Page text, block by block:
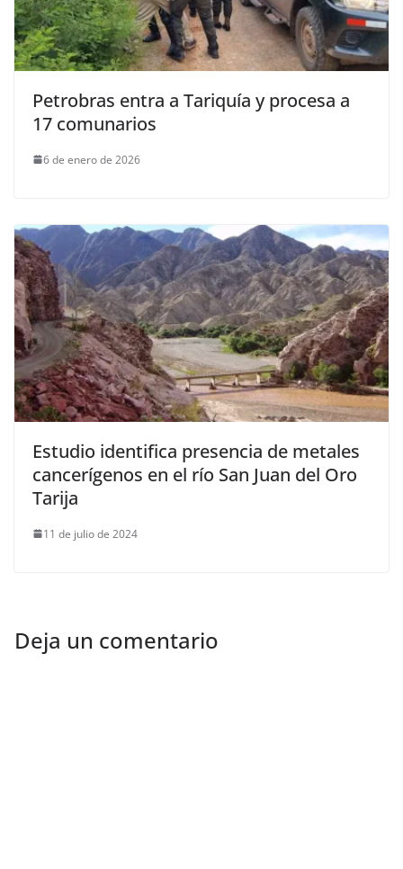
Petrobras entra a Tariquía y procesa a
17 comunarios
6 de enero de 2026
Estudio identifica presencia de metales
cancerígenos en el río San Juan del Oro
Tarija
11 de julio de 2024
Deja un comentario